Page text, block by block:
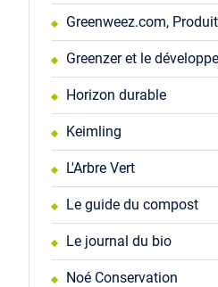
Greenweez.com,
Greenzer et le
Horizon durable
Keimling
L'Arbre Vert
Le guide du compost
Le journal du bio
Noé Conservation